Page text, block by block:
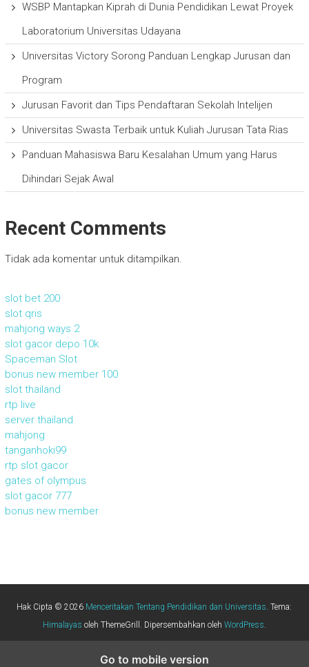
WSBP Mantapkan Kiprah di Dunia Pendidikan Lewat Proyek
Laboratorium Universitas Udayana
Universitas Victory Sorong Panduan Lengkap Jurusan dan
Program
Jurusan Favorit dan Tips Pendaftaran Sekolah Intelijen
Universitas Swasta Terbaik untuk Kuliah Jurusan Tata Rias
Panduan Mahasiswa Baru Kesalahan Umum yang Harus
Dihindari Sejak Awal
Recent Comments
Tidak ada komentar untuk ditampilkan.
slot bet 200
slot qris
mahjong ways 2
slot gacor depo 10k
Spaceman Slot
bonus new member 100
slot thailand
rtp live
server thailand
mahjong
tanganhoki99
rtp slot gacor
gates of olympus
slot gacor 777
bonus new member
Hak Cipta © 2026 Menceritakan Tentang Pendidikan dan Universitas. Tema:
Himalayas oleh ThemeGrill. Dipersembahkan oleh WordPress.
Go to mobile version